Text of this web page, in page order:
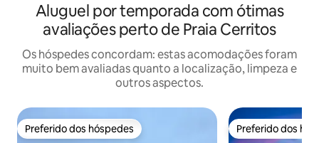
Aluguel por temporada com ótimas
avaliações perto de Praia Cerritos
Os hóspedes concordam: estas acomodações foram
muito bem avaliadas quanto a localização, limpeza e
outros aspectos.
Preferido dos hóspedes
Preferido dos hóspedes Preferido dos
Preferido dos